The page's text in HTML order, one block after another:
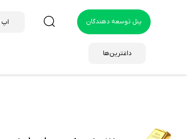
پنل توسعه دهندگان اپ
داغترین‌ها